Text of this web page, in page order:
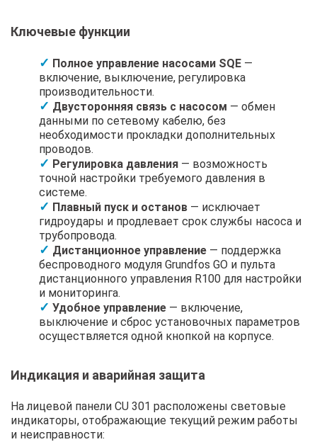
Ключевые функции
Полное управление насосами SQE —
включение, выключение, регулировка
производительности.
Двусторонняя связь с насосом — обмен
данными по сетевому кабелю, без
необходимости прокладки дополнительных
проводов.
Регулировка давления — возможность
точной настройки требуемого давления в
системе.
Плавный пуск и останов — исключает
гидроудары и продлевает срок службы насоса и
трубопровода.
Дистанционное управление — поддержка
беспроводного модуля Grundfos GO и пульта
дистанционного управления R100 для настройки
и мониторинга.
Удобное управление — включение,
выключение и сброс установочных параметров
осуществляется одной кнопкой на корпусе.
Индикация и аварийная защита
На лицевой панели CU 301 расположены световые
индикаторы, отображающие текущий режим работы
и неисправности: